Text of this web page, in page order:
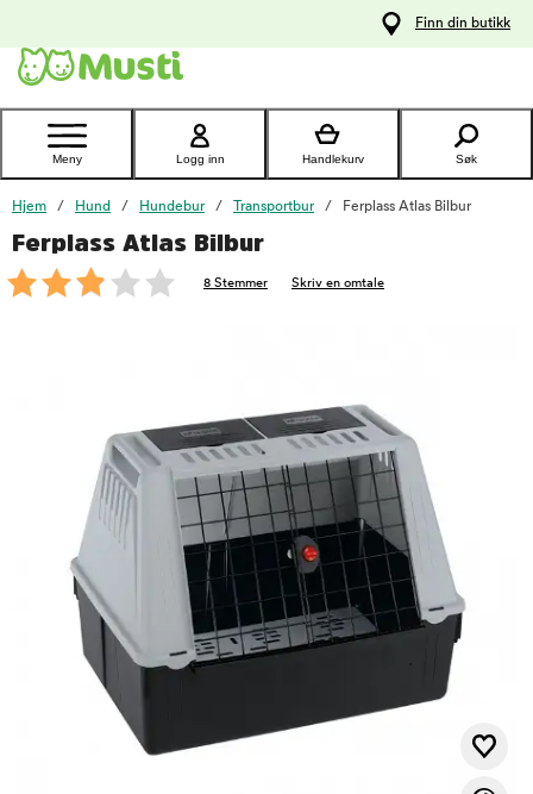
Kontakt
kundeservice
Finn din butikk
Meny Logg inn Handlekurv Søk
Hjem Hund Hundebur Transportbur Ferplass Atlas Bilbur
Ferplass Atlas Bilbur
8 Stemmer Skriv en omtale
foo